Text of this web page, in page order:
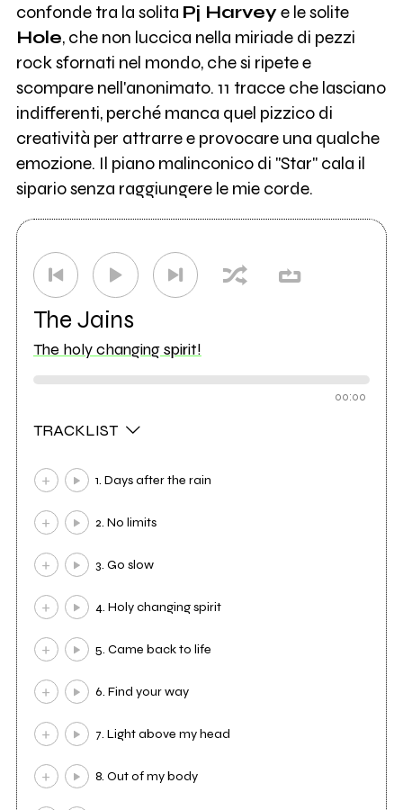
confonde tra la solita Pj Harveye le solite
Hole, che non luccica nella miriade di pezzi
rock sfornati nel mondo, che si ripete e
scompare nell'anonimato. 11 tracce che lasciano
indifferenti, perché manca quel pizzico di
creatività per attrarre e provocare una qualche
emozione. Il piano malinconico di "Star" cala il
sipario senza raggiungere le mie corde.
The Jains
The holy changing spirit!
00:00
TRACKLIST
1. Days after the rain
2. No limits
3. Go slow
4. Holy changing spirit
5. Came back to life
6. Find your way
7. Light above my head
8. Out of my body